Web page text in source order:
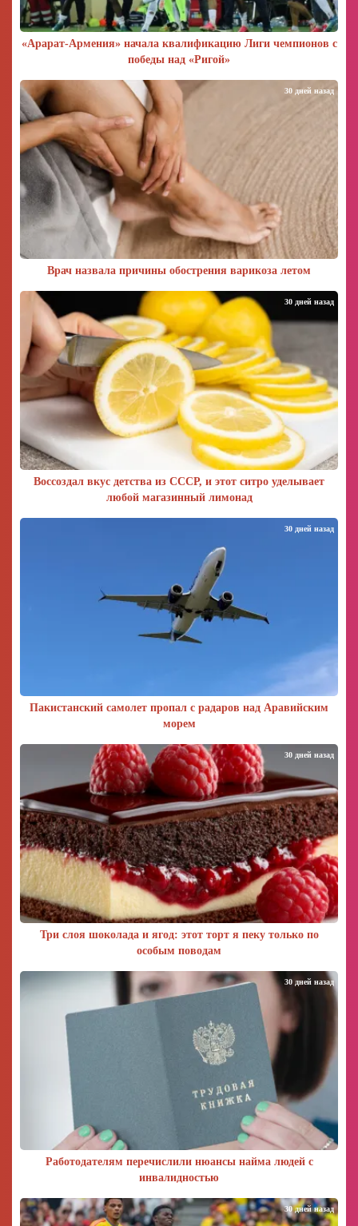
«Арарат‑Армения» начала квалификацию Лиги чемпионов с
победы над «Ригой»
Врач назвала причины обострения варикоза летом
30 дней назад
Воссоздал вкус детства из СССР, и этот ситро уделывает
любой магазинный лимонад
30 дней назад
Пакистанский самолет пропал с радаров над Аравийским
морем
30 дней назад
Три слоя шоколада и ягод: этот торт я пеку только по
особым поводам
30 дней назад
Работодателям перечислили нюансы найма людей с
инвалидностью
30 дней назад
30 дней назад